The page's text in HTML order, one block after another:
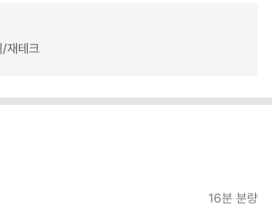
/재테크
16분 분량